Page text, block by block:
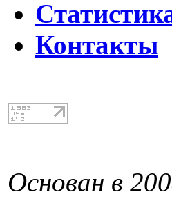
Контакты
Основан в